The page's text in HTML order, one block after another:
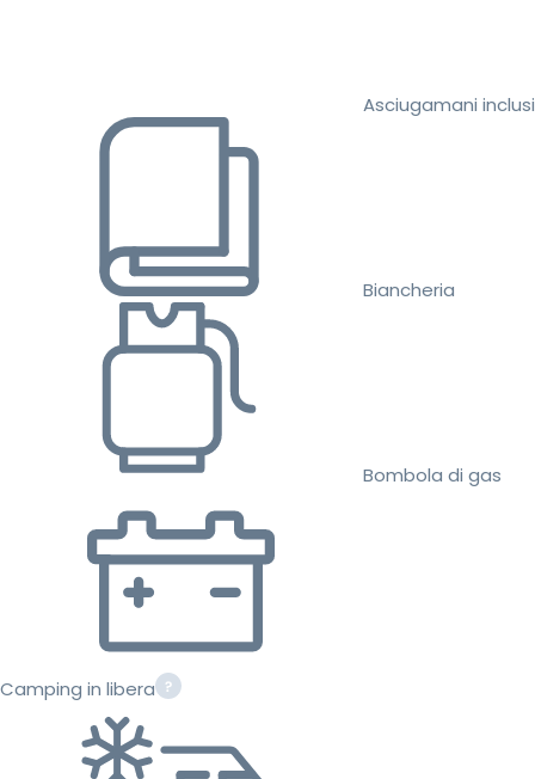
Asciugamani inclusi
Biancheria
Bombola di gas
Camping in libera